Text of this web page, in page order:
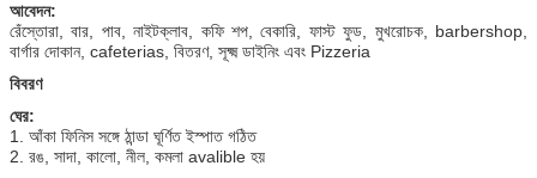
আবেদন:
রেঁস্তোরা, বার, পাব, নাইটক্লাব, কফি শপ, বেকারি, ফাস্ট ফুড, মুখরোচক, barbershop,
বার্গার দোকান, cafeterias, বিতরণ, সূক্ষ্ম ডাইনিং এবং Pizzeria
বিবরণ
ঘের:
1. আঁকা ফিনিস সঙ্গে ঠান্ডা ঘূর্ণিত ইস্পাত গঠিত
2. রঙ, সাদা, কালো, নীল, কমলা avalible হয়